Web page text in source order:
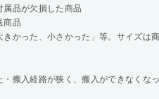
属品が欠損した商品
商品
きかった、小さかった」等。サイズは
搬入経路が狭く、搬入ができなくな